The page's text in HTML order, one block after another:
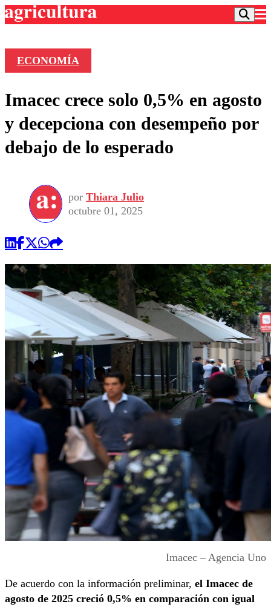
Frecuencias
Agricultura TV
Deportes
Colo Colo
Seleccion Chilena
Torneo Internacional
Universidad de Chile
Entretención
Economía
Internacional
Sustentabilidad
Publicaciones en medios
Opinión
ECONOMÍA
Imacec crece solo 0,5% en agosto
y decepciona con desempeño por
debajo de lo esperado
por Thiara Julio
octubre 01, 2025
Imacec – Agencia Uno
De acuerdo con la información preliminar, el Imacec de
agosto de 2025 creció 0,5% en comparación con igual